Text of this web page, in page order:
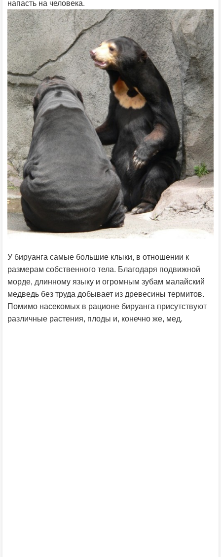
напасть на человека.
У бируанга самые большие клыки, в отношении к
размерам собственного тела. Благодаря подвижной
морде, длинному языку и огромным зубам малайский
медведь без труда добывает из древесины термитов.
Помимо насекомых в рационе бируанга присутствуют
различные растения, плоды и, конечно же, мед.